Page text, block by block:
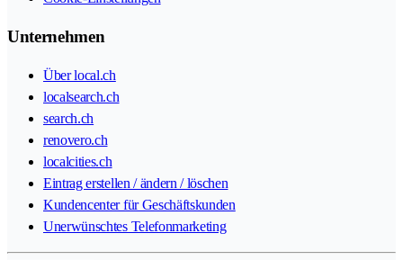
Unternehmen
Über local.ch
localsearch.ch
search.ch
renovero.ch
localcities.ch
Eintrag erstellen / ändern / löschen
Kundencenter für Geschäftskunden
Unerwünschtes Telefonmarketing